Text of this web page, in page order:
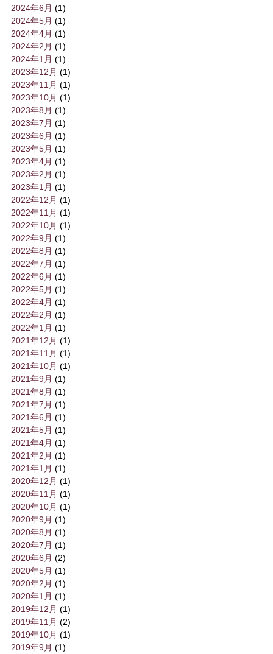
2024年6月 (1)
2024年5月 (1)
2024年4月 (1)
2024年2月 (1)
2024年1月 (1)
2023年12月 (1)
2023年11月 (1)
2023年10月 (1)
2023年8月 (1)
2023年7月 (1)
2023年6月 (1)
2023年5月 (1)
2023年4月 (1)
2023年2月 (1)
2023年1月 (1)
2022年12月 (1)
2022年11月 (1)
2022年10月 (1)
2022年9月 (1)
2022年8月 (1)
2022年7月 (1)
2022年6月 (1)
2022年5月 (1)
2022年4月 (1)
2022年2月 (1)
2022年1月 (1)
2021年12月 (1)
2021年11月 (1)
2021年10月 (1)
2021年9月 (1)
2021年8月 (1)
2021年7月 (1)
2021年6月 (1)
2021年5月 (1)
2021年4月 (1)
2021年2月 (1)
2021年1月 (1)
2020年12月 (1)
2020年11月 (1)
2020年10月 (1)
2020年9月 (1)
2020年8月 (1)
2020年7月 (1)
2020年6月 (2)
2020年5月 (1)
2020年2月 (1)
2020年1月 (1)
2019年12月 (1)
2019年11月 (2)
2019年10月 (1)
2019年9月 (1)